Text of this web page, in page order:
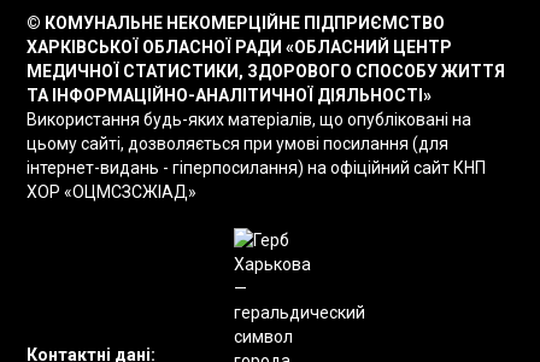
© КОМУНАЛЬНЕ НЕКОМЕРЦІЙНЕ ПІДПРИЄМСТВО
ХАРКІВСЬКОЇ ОБЛАСНОЇ РАДИ «ОБЛАСНИЙ ЦЕНТР
МЕДИЧНОЇ СТАТИСТИКИ, ЗДОРОВОГО СПОСОБУ ЖИТТЯ
ТА ІНФОРМАЦІЙНО-АНАЛІТИЧНОЇ ДІЯЛЬНОСТІ»
Використання будь-яких матеріалів, що опубліковані на
цьому сайті, дозволяється при умові посилання (для
інтернет-видань - гіперпосилання) на офіційний сайт КНП
ХОР «ОЦМСЗСЖІАД»
Контактні дані: